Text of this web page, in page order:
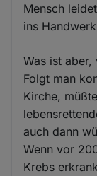
Mensch
ins
Was ist aber,
Folgt man
Kirche,
auch dann
Wenn vor
Krebs